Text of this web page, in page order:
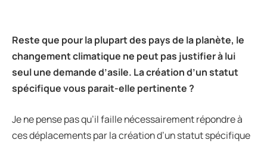
Reste que pour la plupart des pays de la planète, le
changement climatique ne peut pas justifieràlui
seul une demande d’asile. La création d’un statut
spécifique vous parait-elle pertinente ?
Je ne pense pas qu’il faille nécessairement répondre à
ces déplacements par la création d’un statut spécifique